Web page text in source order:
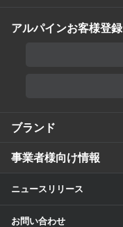
アルパインお客様登録
ブランド
事業者様向け情報
ニュースリリース
お問い合わせ